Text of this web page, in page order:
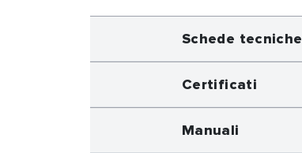
Schede tecniche
Certificati
Manuali